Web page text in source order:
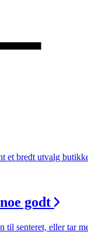
et bredt utvalg
godt
til senteret, eller tar